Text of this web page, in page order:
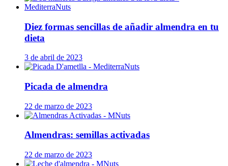
Diez formas sencillas de añadir almendra en tu
dieta
3 de abril de 2023
Picada de almendra
22 de marzo de 2023
Almendras: semillas activadas
22 de marzo de 2023